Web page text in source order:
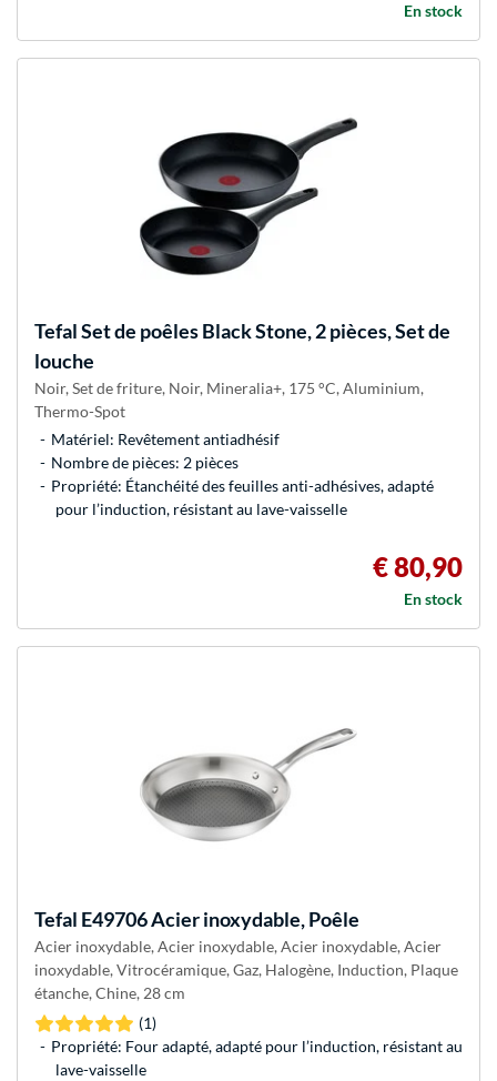
En stock
TefalSet de poêles Black Stone, 2 pièces, Set de
louche
Noir, Set de friture, Noir, Mineralia+, 175 °C, Aluminium,
Thermo-Spot
Matériel: Revêtement antiadhésif
Nombre de pièces: 2 pièces
Propriété: Étanchéité des feuilles anti-adhésives, adapté
pour l’induction, résistant au lave-vaisselle
€ 80,90
En stock
Tefal E49706 Acier inoxydable, Poêle
Acier inoxydable, Acier inoxydable, Acier inoxydable, Acier
inoxydable, Vitrocéramique, Gaz, Halogène, Induction, Plaque
étanche, Chine, 28 cm
(1)
Propriété: Four adapté, adapté pour l’induction, résistant au
lave-vaisselle